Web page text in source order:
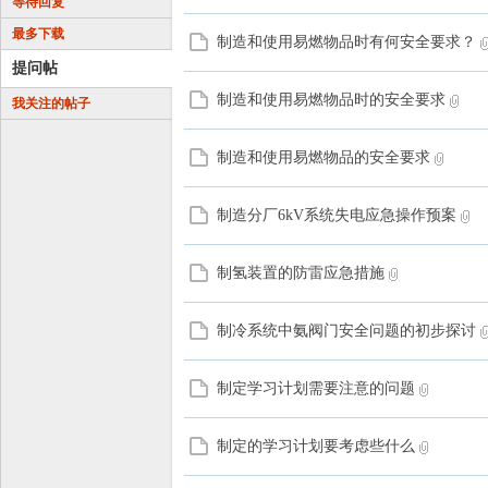
管
制造和使用易燃物品时有何安全要求？
制造和使用易燃物品时的安全要求
制造和使用易燃物品的安全要求
制造分厂6kV系统失电应急操作预案
制氢装置的防雷应急措施
制冷系统中氨阀门安全问题的初步探讨
制定学习计划需要注意的问题
制定的学习计划要考虑些什么
最多下载
提问帖
我关注的帖子